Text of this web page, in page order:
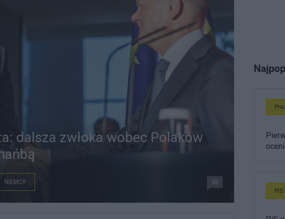
dalsza zwłoka wobec Polaków
NIEMCY 42
PiS